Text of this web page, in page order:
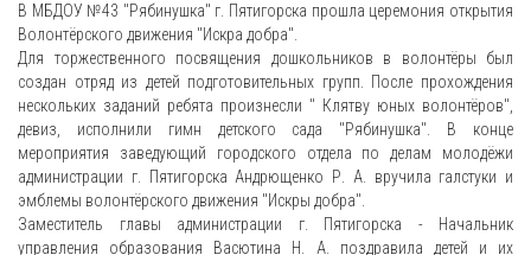
В МБДОУ №43 "Рябинушка" г. Пятигорска прошла церемония открытия
Волонтëрского движения "Искра добра".
Для торжественного посвящения дошкольников в волонтёры был
создан отряд из детей подготовительных групп. После прохождения
нескольких заданий ребята произнесли " Клятву юных волонтёров",
девиз, исполнили гимн детского сада "Рябинушка". В конце
мероприятия заведующий городского отдела по делам молодëжи
администрации г. Пятигорска Андрющенко Р. А. вручила галстуки и
эмблемы волонтёрского движения "Искры добра".
Заместитель главы администрации г. Пятигорска - Начальник
управления образования Васютина Н. А. поздравила детей и их